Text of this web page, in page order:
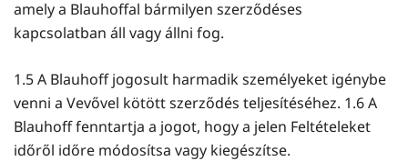
amely a Blauhoffal bármilyen szerződéses
kapcsolatban áll vagy állni fog.
1.5 A Blauhoff jogosult harmadik személyeket igénybe
venni a Vevővel kötött szerződés teljesítéséhez. 1.6 A
Blauhoff fenntartja a jogot, hogy a jelen Feltételeket
időről időre módosítsa vagy kiegészítse.